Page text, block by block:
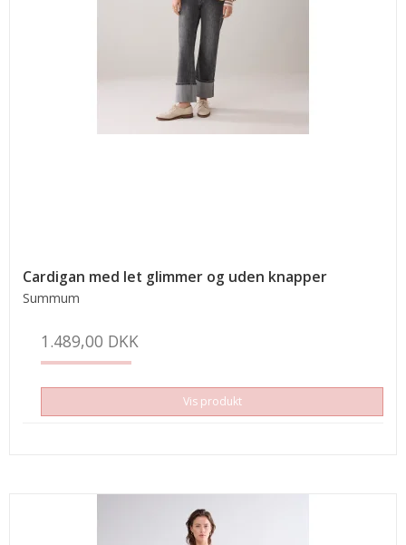
Cardigan med let glimmer og uden knapper
Summum
1.489,00 DKK
Vis produkt